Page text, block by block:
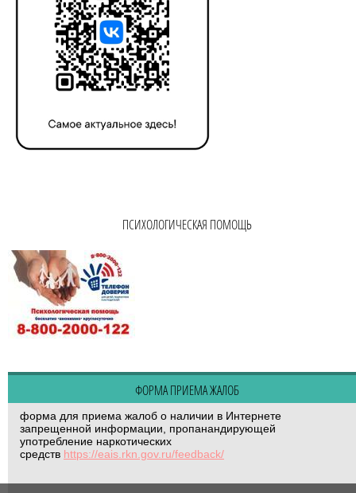
ПСИХОЛОГИЧЕСКАЯ ПОМОЩЬ
ФОРМА ПРИЕМА ЖАЛОБ
форма для приема жалоб о наличии в Интернете
запрещенной информации, пропанандирующей
употребление наркотических
средств https://eais.rkn.gov.ru/feedback/